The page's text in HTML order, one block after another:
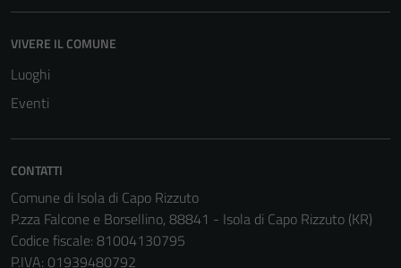
VIVERE IL COMUNE
Luoghi
Eventi
CONTATTI
Comune di Isola di Capo Rizzuto
P.zza Falcone e Borsellino, 88841 - Isola di Capo Rizzuto (KR)
Codice fiscale: 81004130795
P.IVA: 01939480792
Tecnici